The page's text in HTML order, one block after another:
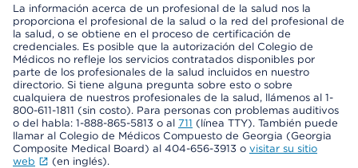
La información acerca de un profesional de la salud nos la
proporciona el profesional de la salud o la red del profesional de
la salud, o se obtiene en el proceso de certificación de
credenciales. Es posible que la autorización del Colegio de
Médicos no refleje los servicios contratados disponibles por
parte de los profesionales de la salud incluidos en nuestro
directorio. Si tiene alguna pregunta sobre esto o sobre
cualquiera de nuestros profesionales de la salud, llámenos al 1-
800-611-1811 (sin costo). Para personas con problemas auditivos
o del habla: 1-888-865-5813 o al 711 (línea TTY). También puede
llamar al Colegio de Médicos Compuesto de Georgia (Georgia
Composite Medical Board) al 404-656-3913 o visitar su sitio
web
(en inglés).